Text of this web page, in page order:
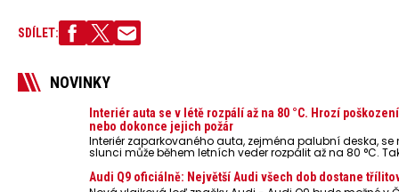
SDÍLET:
NOVINKY
Interiér auta se v létě rozpálí až na 80 °C. Hrozí
nebo dokonce jejich požár
Interiér zaparkovaného auta, zejména palubní deska,
slunci může během letních veder rozpálit až na 80 °C.
nebo notebooky. Můžou urychlit stárnutí baterií, poškodit
ve výjimečných případech i zvýšit riziko požáru.
Audi Q9 oficiálně: Největší Audi všech dob dostane